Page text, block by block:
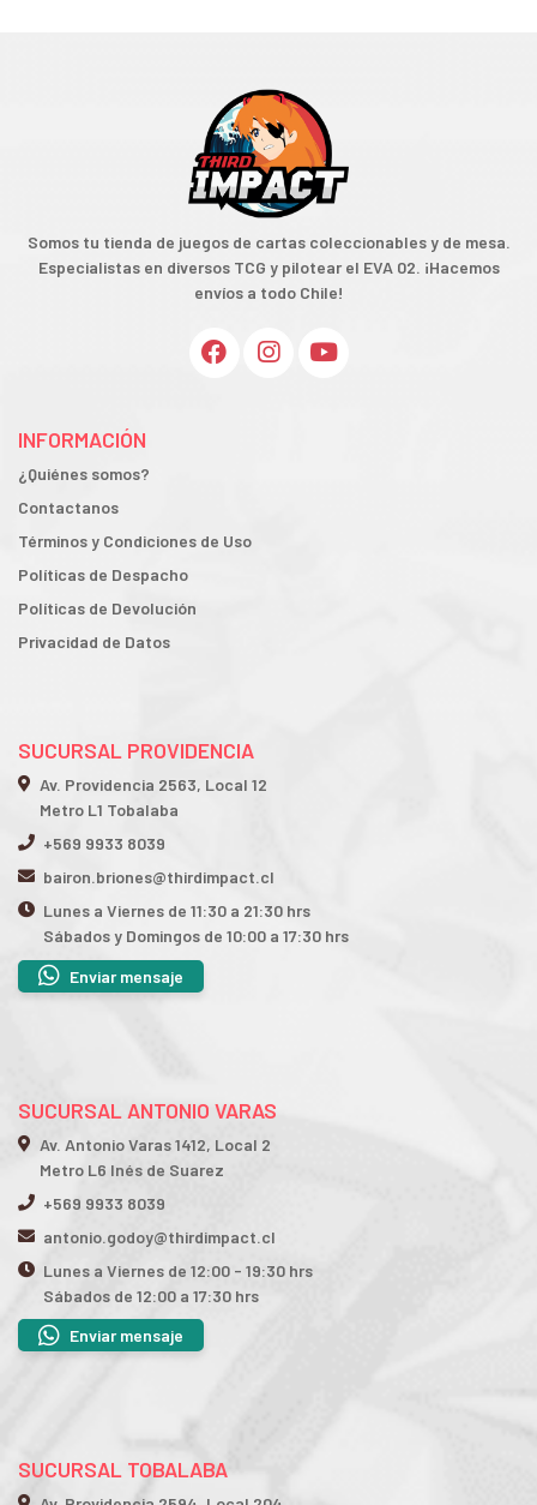
Somos tu tienda de juegos de cartas coleccionables y de mesa.
Especialistas en diversos TCG y pilotear el EVA 02. ¡Hacemos
envíos a todo Chile!
INFORMACIÓN
¿Quiénes somos?
Contactanos
Términos y Condiciones de Uso
Políticas de Despacho
Políticas de Devolución
Privacidad de Datos
SUCURSAL PROVIDENCIA
Av. Providencia 2563, Local 12
Metro L1 Tobalaba
+569 9933 8039
bairon.briones@thirdimpact.cl
Lunes a Viernes de 11:30 a 21:30 hrs
Sábados y Domingos de 10:00 a 17:30 hrs
Enviar mensaje
SUCURSAL ANTONIO VARAS
Av. Antonio Varas 1412, Local 2
Metro L6 Inés de Suarez
+569 9933 8039
antonio.godoy@thirdimpact.cl
Lunes a Viernes de 12:00 - 19:30 hrs
Sábados de 12:00 a 17:30 hrs
Enviar mensaje
SUCURSAL TOBALABA